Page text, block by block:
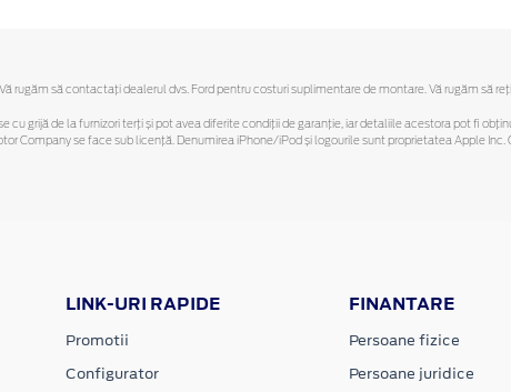
rugăm să contactaţi dealerul dvs. Ford pentru costuri suplimentare de montare. Vă rugăm să
cu grijă de la furnizori terți și pot avea diferite condiții de garanție, iar detaliile acestora pot fi
Company se face sub licență. Denumirea iPhone/iPod și logourile sunt proprietatea Apple
LINK-URI RAPIDE
Promotii
Configurator
FINANTARE
Persoane fizice
Persoane juridice